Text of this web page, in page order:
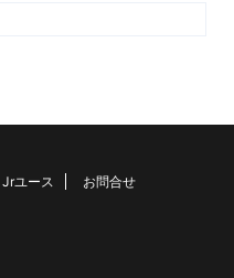
Jrユース お問合せ